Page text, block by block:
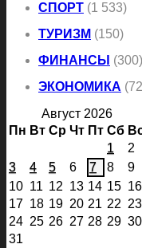
СПОРТ (1 533)
ТУРИЗМ (150)
ФИНАНСЫ (300)
ЭКОНОМИКА
Август 2026
Пн Вт Ср Чт Пт Сб
1
2
3
4 5 6 7 8
9
10 11 12 13 14 15 16
17 18 19 20 21 22 23
24 25 26 27 28 29 30
31